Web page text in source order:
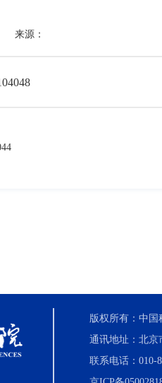
来源：
版权所有：中国
通讯地址：北京
联系电话：010-